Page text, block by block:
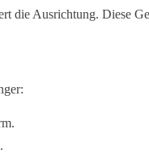
die Ausrichtung. Diese
.